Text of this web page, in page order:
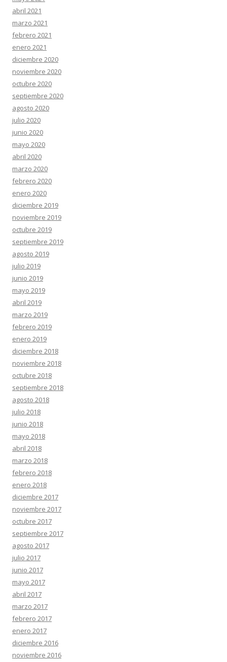
abril 2021
marzo 2021
febrero 2021
enero 2021
diciembre 2020
noviembre 2020
octubre 2020
septiembre 2020
agosto 2020
julio 2020
junio 2020
mayo 2020
abril 2020
marzo 2020
febrero 2020
enero 2020
diciembre 2019
noviembre 2019
octubre 2019
septiembre 2019
agosto 2019
julio 2019
junio 2019
mayo 2019
abril 2019
marzo 2019
febrero 2019
enero 2019
diciembre 2018
noviembre 2018
octubre 2018
septiembre 2018
agosto 2018
julio 2018
junio 2018
mayo 2018
abril 2018
marzo 2018
febrero 2018
enero 2018
diciembre 2017
noviembre 2017
octubre 2017
septiembre 2017
agosto 2017
julio 2017
junio 2017
mayo 2017
abril 2017
marzo 2017
febrero 2017
enero 2017
diciembre 2016
noviembre 2016